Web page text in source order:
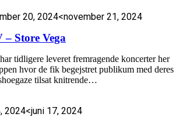
20, 2024<november 21, 2024
– Store Vega
tidligere leveret fremragende koncerter her
hvor de fik begejstret publikum med deres
tilsat knitrende…
2024<juni 17, 2024